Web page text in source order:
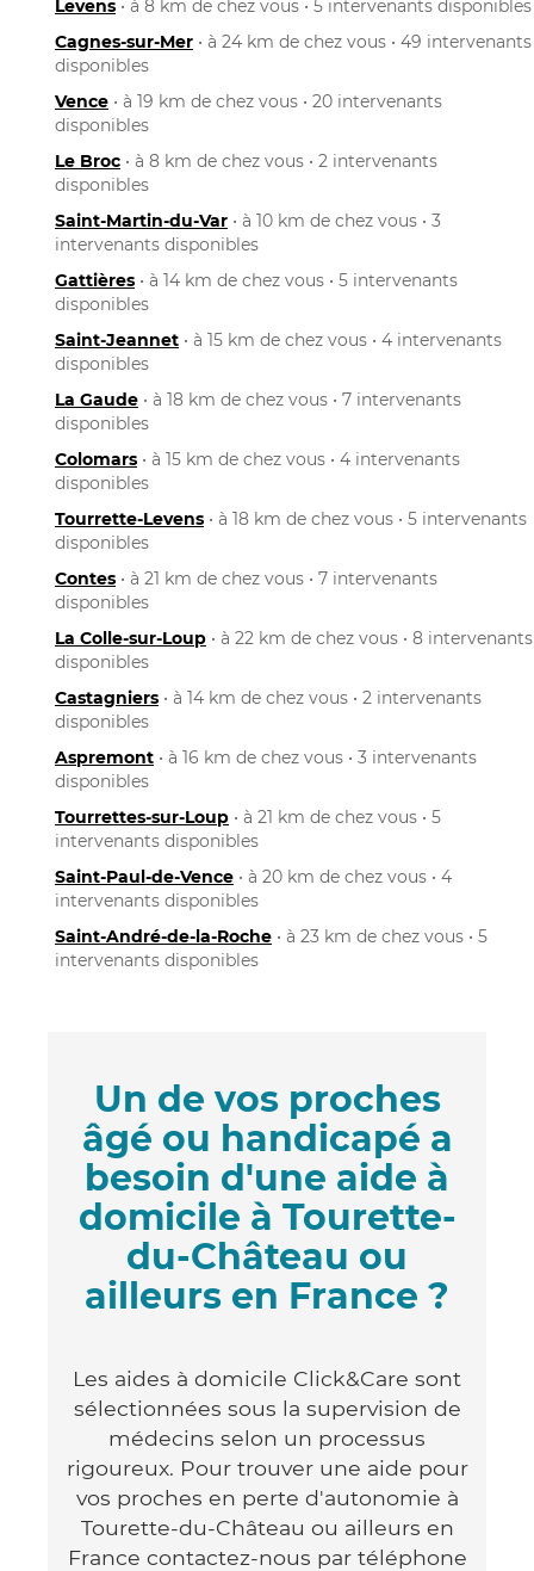
Levens • à 8 km de chez vous • 5 intervenants disponibles
Cagnes-sur-Mer • à 24 km de chez vous • 49 intervenants
disponibles
Vence • à 19 km de chez vous • 20 intervenants
disponibles
Le Broc • à 8 km de chez vous • 2 intervenants
disponibles
Saint-Martin-du-Var • à 10 km de chez vous • 3
intervenants disponibles
Gattières • à 14 km de chez vous • 5 intervenants
disponibles
Saint-Jeannet • à 15 km de chez vous • 4 intervenants
disponibles
La Gaude • à 18 km de chez vous • 7 intervenants
disponibles
Colomars • à 15 km de chez vous • 4 intervenants
disponibles
Tourrette-Levens • à 18 km de chez vous • 5 intervenants
disponibles
Contes • à 21 km de chez vous • 7 intervenants
disponibles
La Colle-sur-Loup • à 22 km de chez vous • 8 intervenants
disponibles
Castagniers • à 14 km de chez vous • 2 intervenants
disponibles
Aspremont • à 16 km de chez vous • 3 intervenants
disponibles
Tourrettes-sur-Loup • à 21 km de chez vous • 5
intervenants disponibles
Saint-Paul-de-Vence • à 20 km de chez vous • 4
intervenants disponibles
Saint-André-de-la-Roche • à 23 km de chez vous • 5
intervenants disponibles
Un de vos proches
âgé ou handicapé a
besoin d'une aide à
domicile à Tourette-
du-Château ou
ailleurs en France ?
Les aides à domicile Click&Care sont
sélectionnées sous la supervision de
médecins selon un processus
rigoureux. Pour trouver une aide pour
vos proches en perte d'autonomie à
Tourette-du-Château ou ailleurs en
France contactez-nous par téléphone